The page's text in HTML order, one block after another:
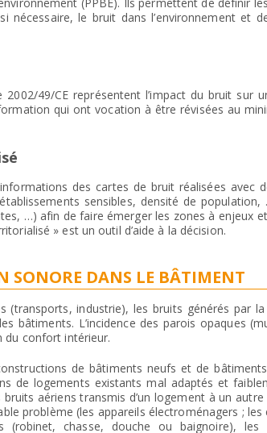
le bruit dans l’environnement et
49/CE représentent l’impact du bruit sur
qui ont vocation à être révisées au
des cartes de bruit réalisées avec
sensibles, densité de population,
…) afin de faire émerger les zones à enjeux
» est un outil d’aide à la décision.
SONORE DANS LE BÂTIMENT
(transports, industrie), les bruits générés par
bâtiments. L’incidence des parois opaques
du confort intérieur.
de bâtiments neufs et de
de logements existants mal adaptés et
aériens transmis d’un logement à un
problème (les appareils électroménagers ; les
(robinet, chasse, douche ou baignoire), les